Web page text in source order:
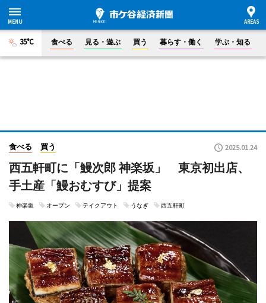
35°C 食べる 見る・遊ぶ 買う 暮らす・働く 学ぶ・知る
食べる 買う 2025.01.24
西五軒町に「鰻次郎 神楽坂」 東京初出店、
手土産「鰻おむすび」提案
神楽坂 オープン テイクアウト うなぎ 西五軒町